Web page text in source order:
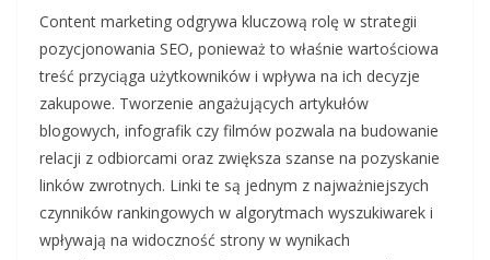
Content marketing odgrywa kluczową rolę w strategii
pozycjonowania SEO, ponieważ to właśnie wartościowa
treść przyciąga użytkowników i wpływa na ich decyzje
zakupowe. Tworzenie angażujących artykułów
blogowych, infografik czy filmów pozwala na budowanie
relacji z odbiorcami oraz zwiększa szanse na pozyskanie
linków zwrotnych. Linki te są jednym z najważniejszych
czynników rankingowych w algorytmach wyszukiwarek i
wpływają na widoczność strony w wynikach